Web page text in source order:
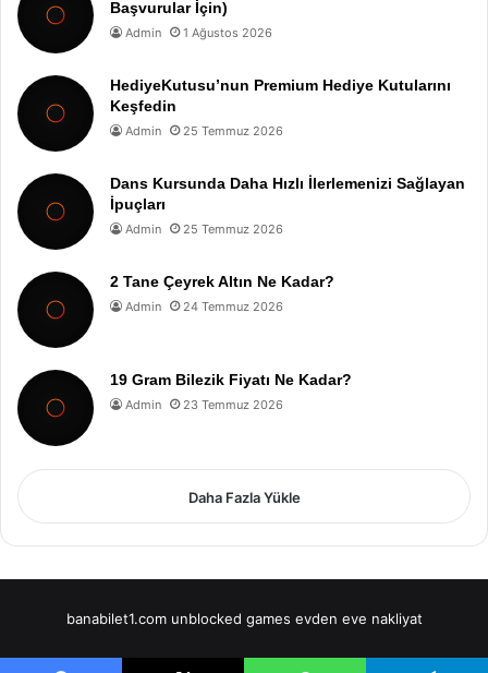
Başvurular İçin)
Admin 1 Ağustos 2026
HediyeKutusu’nun Premium Hediye Kutularını
Keşfedin
Admin 25 Temmuz 2026
Dans Kursunda Daha Hızlı İlerlemenizi Sağlayan
İpuçları
Admin 25 Temmuz 2026
2 Tane Çeyrek Altın Ne Kadar?
Admin 24 Temmuz 2026
19 Gram Bilezik Fiyatı Ne Kadar?
Admin 23 Temmuz 2026
Daha Fazla Yükle
banabilet1.com unblocked games evden eve nakliyat